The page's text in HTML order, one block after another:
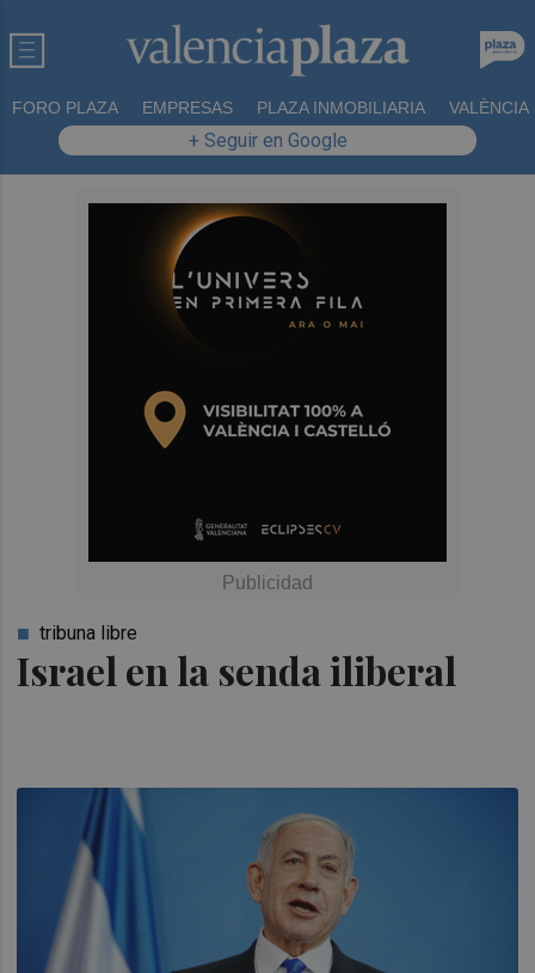
FORO PLAZA EMPRESAS PLAZA INMOBILIARIA VALÈNCIA
+ Seguir en Google
Israel en la senda iliberal
tribuna libre